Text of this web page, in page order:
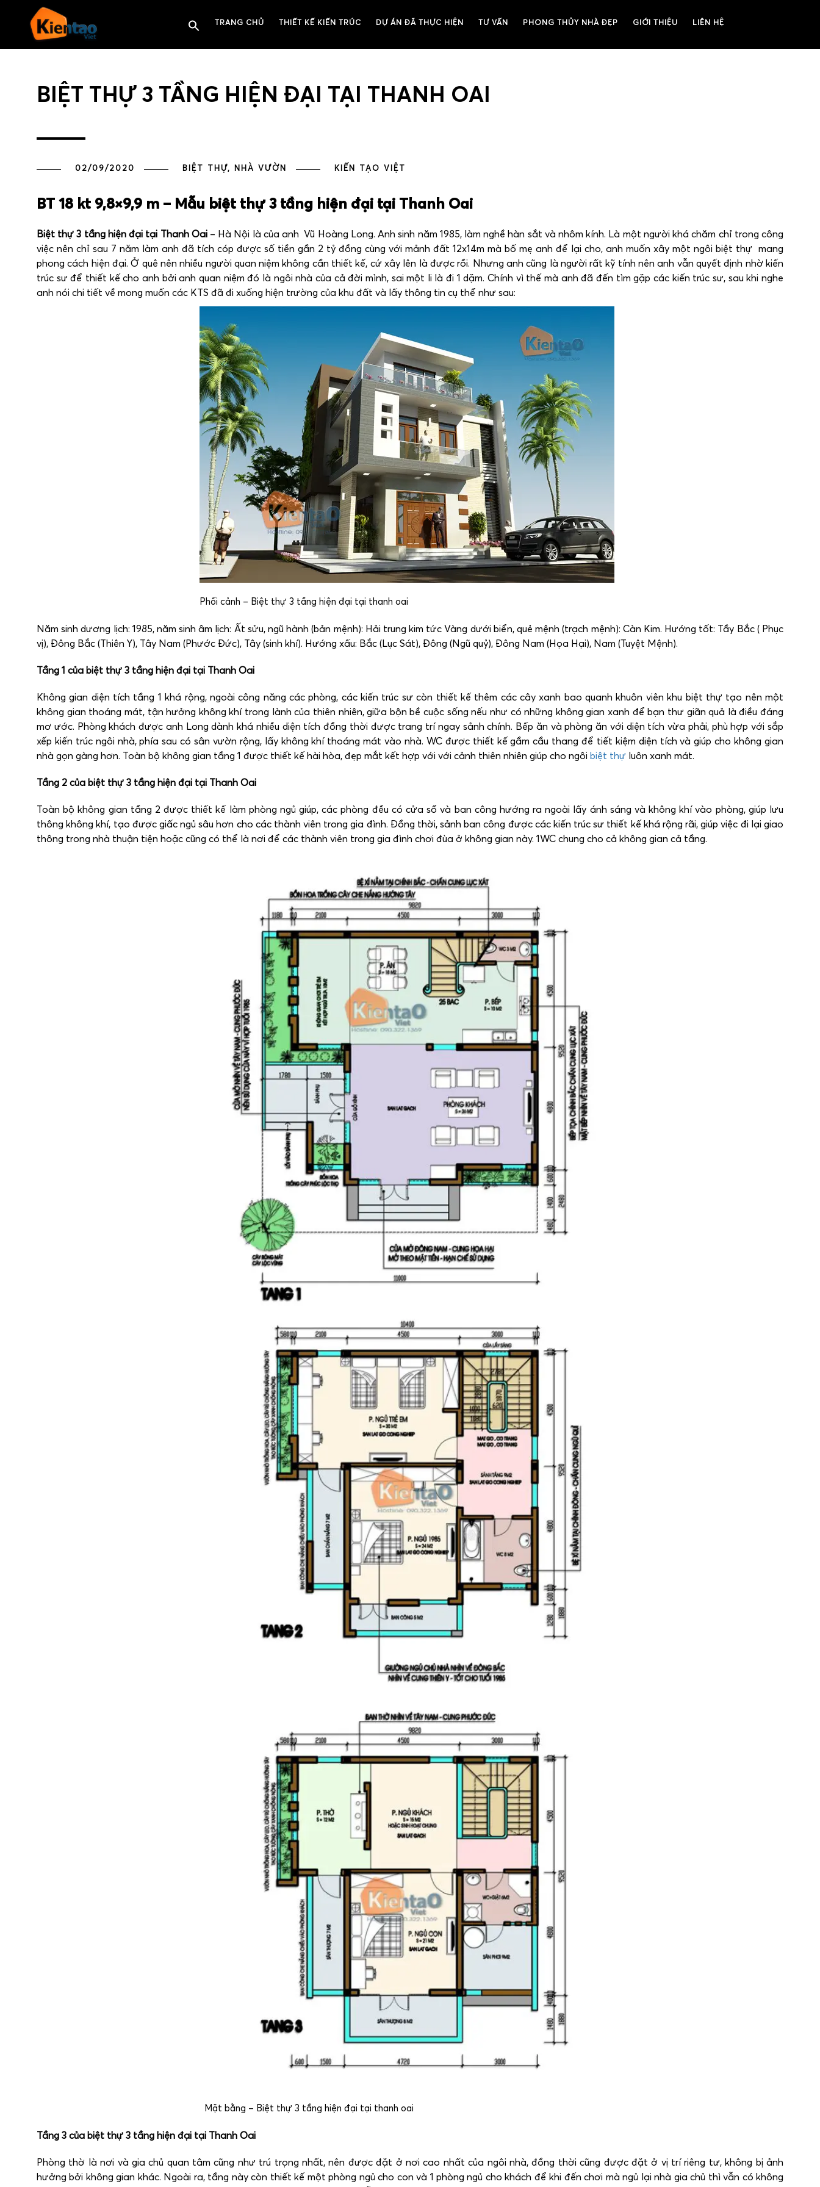
TRANG CHỦ THIẾT KẾ KIẾN TRÚC DỰ ÁN ĐÃ THỰC HIỆN TƯ VẤN PHONG THỦY NHÀ ĐẸP GIỚI THIỆU LIÊN HỆ
BIỆT THỰ 3 TẦNG HIỆN ĐẠI TẠI THANH OAI
02/09/2020 BIỆT THỰ, NHÀ VƯỜN KIẾN TẠO VIỆT
BT 18 kt 9,8×9,9 m – Mẫu biệt thự 3 tầng hiện đại tại Thanh Oai
Biệt thự 3 tầng hiện đại tại Thanh Oai– Hà Nội là của anh Vũ Hoàng Long. Anh sinh năm 1985, làm nghề hàn sắt và nhôm kính. Là một người khá chăm chỉ trong công
việc nên chỉ sau 7 năm làm anh đã tích cóp được số tiền gần 2 tỷ đồng cùng với mảnh đất 12x14m mà bố mẹ anh để lại cho, anh muốn xây một ngôi biệt thự mang
phong cách hiện đại. Ở quê nên nhiều người quan niệm không cần thiết kế, cứ xây lên là được rồi. Nhưng anh cũng là người rất kỹ tính nên anh vẫn quyết định nhờ kiến
trúc sư để thiết kế cho anh bởi anh quan niệm đó là ngôi nhà của cả đời mình, sai một li là đi 1 dặm. Chính vì thế mà anh đã đến tìm gặp các kiến trúc sư, sau khi nghe
anh nói chi tiết về mong muốn các KTS đã đi xuống hiện trường của khu đất và lấy thông tin cụ thể như sau:
Phối cảnh – Biệt thự 3 tầng hiện đại tại thanh oai
Năm sinh dương lịch: 1985, năm sinh âm lịch: Ất sửu, ngũ hành (bản mệnh): Hải trung kim tức Vàng dưới biển, quẻ mệnh (trạch mệnh): Càn Kim. Hướng tốt: Tầy Bắc ( Phục
vị), Đông Bắc (Thiên Y), Tây Nam (Phước Đức), Tây (sinh khí). Hướng xấu: Bắc (Lục Sát), Đông (Ngũ quỷ), Đông Nam (Họa Hại), Nam (Tuyệt Mệnh).
Tầng 1 của biệt thự 3 tầng hiện đại tại Thanh Oai
Không gian diện tích tầng 1 khá rộng, ngoài công năng các phòng, các kiến trúc sư còn thiết kế thêm các cây xanh bao quanh khuôn viên khu biệt thự tạo nên một
không gian thoáng mát, tận hưởng không khí trong lành của thiên nhiên, giữa bộn bề cuộc sống nếu như có những không gian xanh để bạn thư giãn quả là điều đáng
mơ ước. Phòng khách được anh Long dành khá nhiều diện tích đồng thời được trang trí ngay sảnh chính. Bếp ăn và phòng ăn với diện tích vừa phải, phù hợp với sắp
xếp kiến trúc ngôi nhà, phía sau có sân vườn rộng, lấy không khí thoáng mát vào nhà. WC được thiết kế gầm cầu thang để tiết kiệm diện tích và giúp cho không gian
nhà gọn gàng hơn. Toàn bộ không gian tầng 1 được thiết kế hài hòa, đẹp mắt kết hợp với với cảnh thiên nhiên giúp cho ngôi biệt thự luôn xanh mát.
Tầng 2 của biệt thự 3 tầng hiện đại tại Thanh Oai
Toàn bộ không gian tầng 2 được thiết kế làm phòng ngủ giúp, các phòng đều có cửa sổ và ban công hướng ra ngoài lấy ánh sáng và không khí vào phòng, giúp lưu
thông không khí, tạo được giấc ngủ sâu hơn cho các thành viên trong gia đình. Đồng thời, sảnh ban công được các kiến trúc sư thiết kế khá rộng rãi, giúp việc đi lại giao
thông trong nhà thuận tiện hoặc cũng có thể là nơi để các thành viên trong gia đình chơi đùa ở không gian này. 1WC chung cho cả không gian cả tầng.
Mặt bằng – Biệt thự 3 tầng hiện đại tại thanh oai
Tầng 3 của biệt thự 3 tầng hiện đại tại Thanh Oai
Phòng thờ là nơi và gia chủ quan tâm cũng như trú trọng nhất, nên được đặt ở nơi cao nhất của ngôi nhà, đồng thời cũng được đặt ở vị trí riêng tư, không bị ảnh
hưởng bởi không gian khác. Ngoài ra, tầng này còn thiết kế một phòng ngủ cho con và 1 phòng ngủ cho khách để khi đến chơi mà ngủ lại nhà gia chủ thì vẫn có không